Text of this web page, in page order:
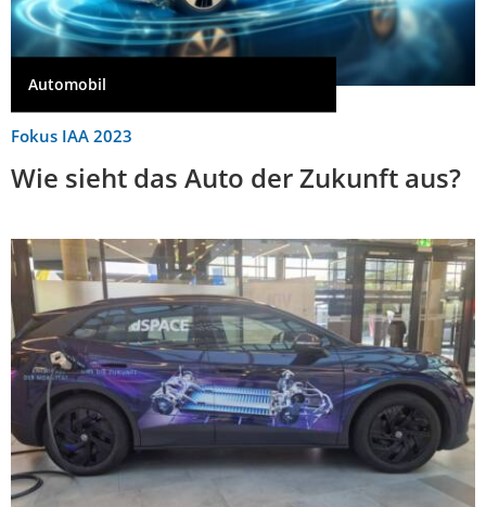
Automobil
Fokus IAA 2023
Wie sieht das Auto der Zukunft aus?